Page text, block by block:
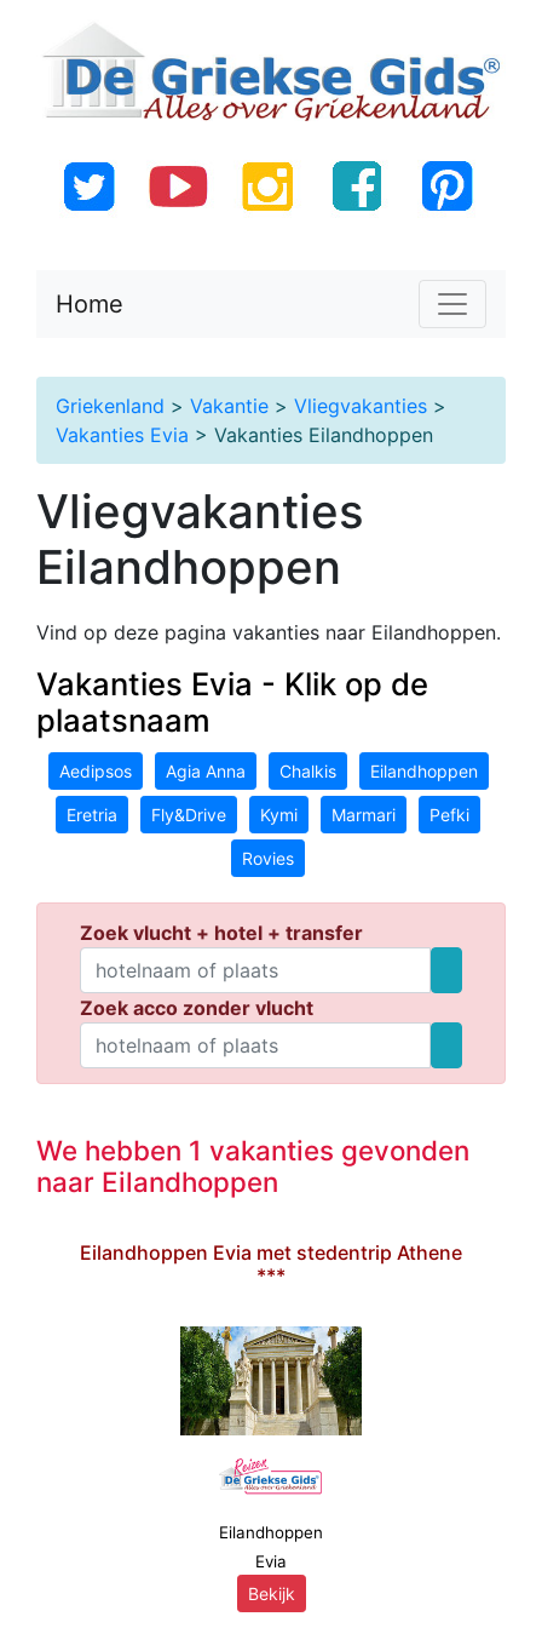
Home
Griekenland > Vakantie > Vliegvakanties >
Vakanties Evia > Vakanties Eilandhoppen
Vliegvakanties
Eilandhoppen
Vind op deze pagina vakanties naar Eilandhoppen.
Vakanties Evia - Klik op de
plaatsnaam
Aedipsos Agia Anna Chalkis Eilandhoppen
Eretria Fly&Drive Kymi Marmari Pefki
Rovies
Zoek vlucht + hotel + transfer
Zoek acco zonder vlucht
We hebben 1 vakanties gevonden
naar Eilandhoppen
Eilandhoppen Evia met stedentrip Athene
***
Eilandhoppen
Evia
Bekijk